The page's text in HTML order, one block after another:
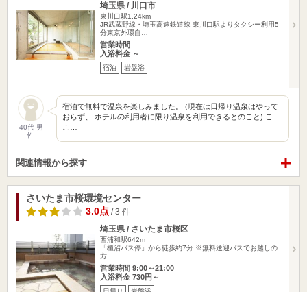
埼玉県 / 川口市
東川口駅1.24km
JR武蔵野線・埼玉高速鉄道線 東川口駅よりタクシー利用5
分東京外環自…
営業時間
入浴料金 ～
宿泊 岩盤浴
40代 男
性
宿泊で無料で温泉を楽しみました。 (現在は日帰り温泉はやって
おらず、 ホテルの利用者に限り温泉を利用できるとのこと) こ
こ…
関連情報から探す
さいたま市桜環境センター
3.0点 / 3 件
埼玉県 / さいたま市桜区
西浦和駅642m
「櫃沼バス停」から徒歩約7分 ※無料送迎バスでお越しの
方 …
営業時間 9:00～21:00
入浴料金 730円～